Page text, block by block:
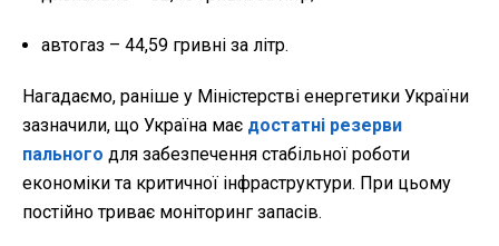
автогаз – 44,59 гривні за літр.
Нагадаємо, раніше у Міністерстві енергетики України
зазначили, що Україна має достатні резерви
пального для забезпечення стабільної роботи
економіки та критичної інфраструктури. При цьому
постійно триває моніторинг запасів.